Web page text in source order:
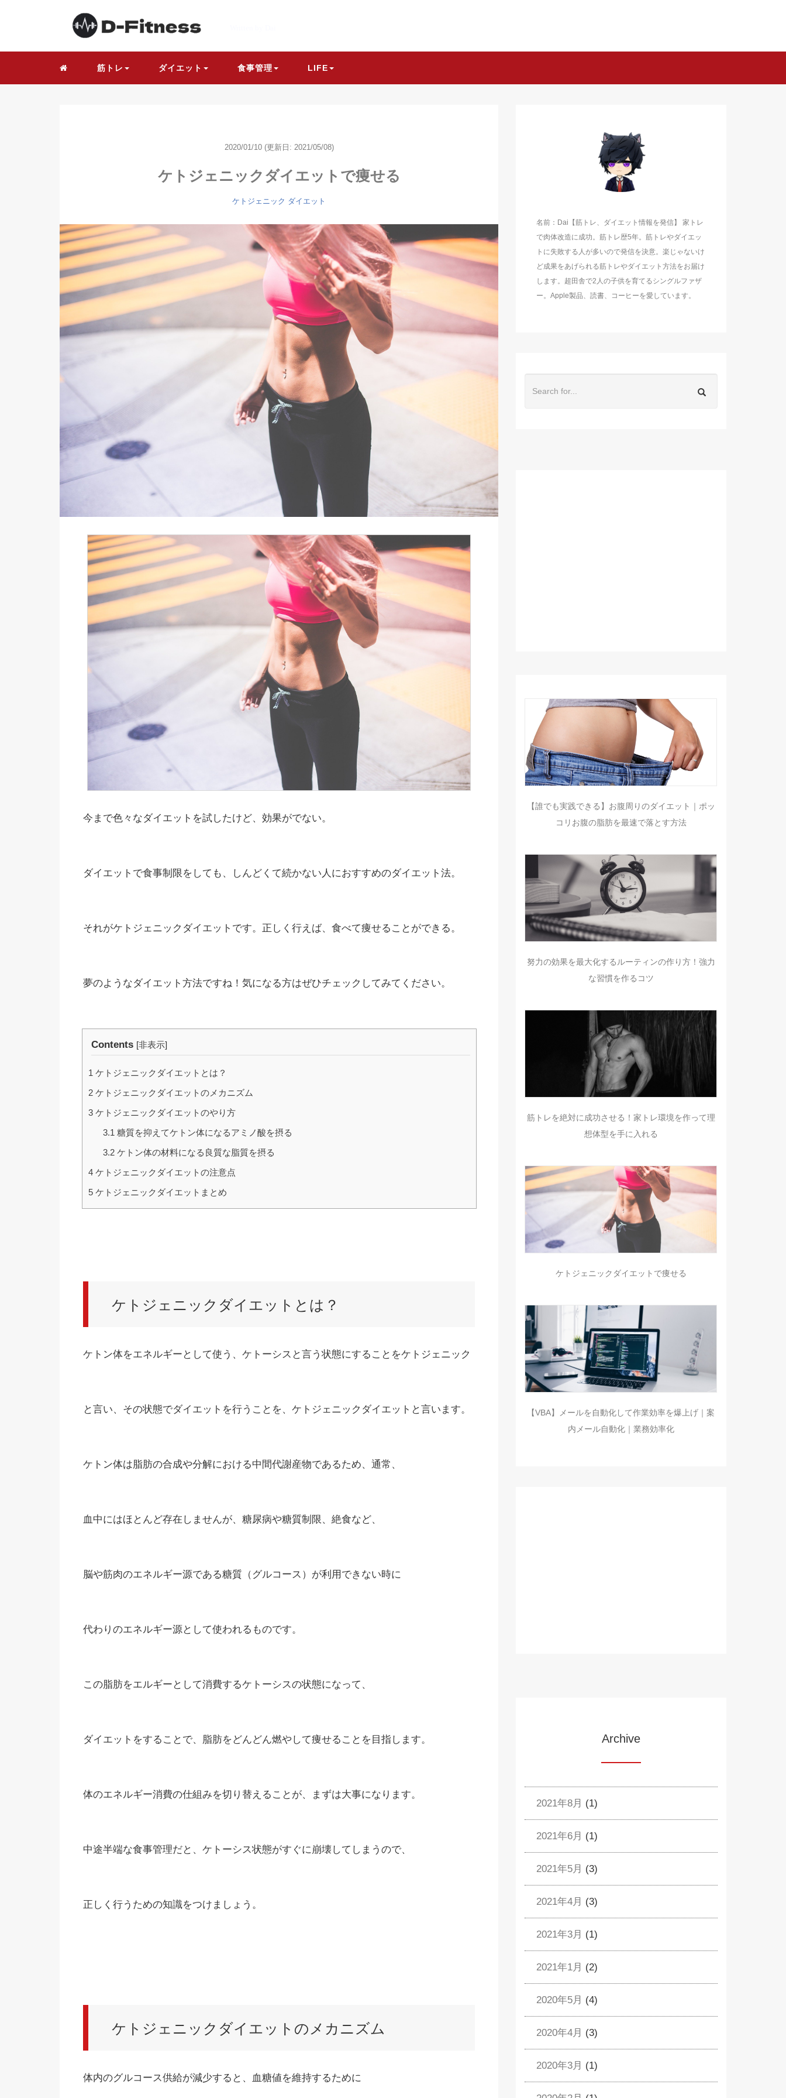
筋トレ ダイエット 食事管理 LIFE
2020/01/10 (更新日: 2021/05/08)
ケトジェニックダイエットで痩せる
ケトジェニック ダイエット
今まで色々なダイエットを試したけど、効果がでない。
ダイエットで食事制限をしても、しんどくて続かない人におすすめのダイエット法。
それがケトジェニックダイエットです。正しく行えば、食べて痩せることができる。
夢のようなダイエット方法ですね！気になる方はぜひチェックしてみてください。
Contents [非表示]
1 ケトジェニックダイエットとは？
2ケトジェニックダイエットのメカニズム
3ケトジェニックダイエットのやり方
3.1 糖質を抑えてケトン体になるアミノ酸を摂る
3.2 ケトン体の材料になる良質な脂質を摂る
4ケトジェニックダイエットの注意点
5ケトジェニックダイエットまとめ
ケトジェニックダイエットとは？
ケトン体をエネルギーとして使う、ケトーシスと言う状態にすることをケトジェニック
と言い、その状態でダイエットを行うことを、ケトジェニックダイエットと言います。
ケトン体は脂肪の合成や分解における中間代謝産物であるため、通常、
血中にはほとんど存在しませんが、糖尿病や糖質制限、絶食など、
脳や筋肉のエネルギー源である糖質（グルコース）が利用できない時に
代わりのエネルギー源として使われるものです。
この脂肪をエルギーとして消費するケトーシスの状態になって、
ダイエットをすることで、脂肪をどんどん燃やして痩せることを目指します。
体のエネルギー消費の仕組みを切り替えることが、まずは大事になります。
中途半端な食事管理だと、ケトーシス状態がすぐに崩壊してしまうので、
正しく行うための知識をつけましょう。
ケトジェニックダイエットのメカニズム
体内のグルコース供給が減少すると、血糖値を維持するために
名前：Dai【筋トレ、ダイエット情報を発信】 家トレ
で肉体改造に成功。筋トレ歴5年。筋トレやダイエッ
トに失敗する人が多いので発信を決意。楽じゃないけ
ど成果をあげられる筋トレやダイエット方法をお届け
します。超田舎で2人の子供を育てるシングルファザ
ー。Apple製品、読書、コーヒーを愛しています。
【誰でも実践できる】お腹周りのダイエット｜ポッ
コリお腹の脂肪を最速で落とす方法
努力の効果を最大化するルーティンの作り方！強力
な習慣を作るコツ
筋トレを絶対に成功させる！家トレ環境を作って理
想体型を手に入れる
ケトジェニックダイエットで痩せる
【VBA】メールを自動化して作業効率を爆上げ｜案
内メール自動化｜業務効率化
Archive
2021年8月 (1)
2021年6月 (1)
2021年5月 (3)
2021年4月 (3)
2021年3月 (1)
2021年1月 (2)
2020年5月 (4)
2020年4月 (3)
2020年3月 (1)